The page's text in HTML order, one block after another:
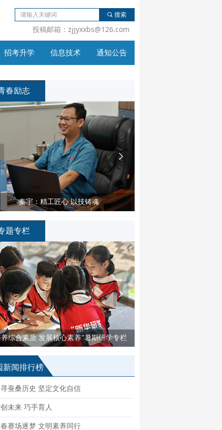
끠 搜索
投稿邮箱：zjjyxxbs@126.com
招考升学 信息技术 通知公告
春励志
秦宇：精工匠心 以技铸魂
넲
题专栏
养综合素质 发展核心素养”暑期研学专栏
넲
新闻排行榜
蚕桑历史 坚定文化自信
未来 巧手育人
赛场逐梦 文明素养同行